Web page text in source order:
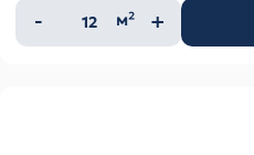
Количество
товара
м²